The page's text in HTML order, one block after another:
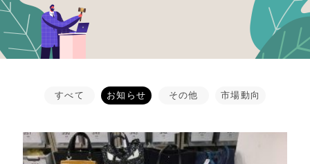
すべて お知らせ その他 市場動向